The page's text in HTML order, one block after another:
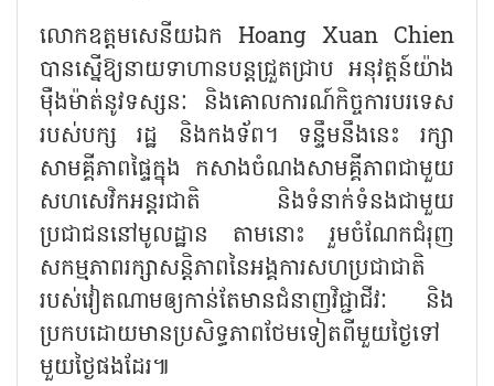
លោកឧត្តមសេនីយឯក Hoang Xuan Chien
បានស្នើឱ្យនាយទាហានបន្តជ្រួតជ្រាប អនុវត្តន៍យ៉ាង
ម៉ឺងម៉ាត់នូវទស្សនៈ និងគោលការណ៍កិច្ចការបរទេស
របស់បក្ស រដ្ឋ និងកងទ័ព។ ទន្ទឹមនឹងនេះ រក្សា
សាមគ្គីភាពផ្ទៃក្នុង កសាងចំណងសាមគ្គីភាពជាមួយ
សហសេវិកអន្តរជាតិ និងទំនាក់ទំនងជាមួយ
ប្រជាជននៅមូលដ្ឋាន តាមនោះ រួមចំណែកជំរុញ
សកម្មភាពរក្សាសន្តិភាពនៃអង្គការសហប្រជាជាតិ
របស់វៀតណាមឲ្យកាន់តែមានជំនាញវិជ្ជាជីវៈ និង
ប្រកបដោយមានប្រសិទ្ធភាពថែមទៀតពីមួយថ្ងៃទៅ
មួយថ្ងៃផងដែរ៕